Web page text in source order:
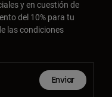
y en cuestión de
del 10% para tu
las condiciones
Enviar